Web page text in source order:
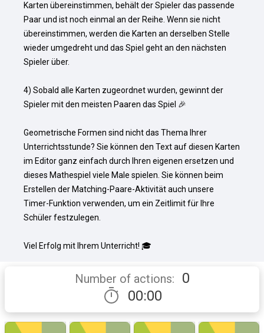
Karten übereinstimmen, behält der Spieler das passende
Paar und ist noch einmal an der Reihe. Wenn sie nicht
übereinstimmen, werden die Karten an derselben Stelle
wieder umgedreht und das Spiel geht an den nächsten
Spieler über.
4) Sobald alle Karten zugeordnet wurden, gewinnt der
Spieler mit den meisten Paaren das Spiel 🎉
Geometrische Formen sind nicht das Thema Ihrer
Unterrichtsstunde? Sie können den Text auf diesen Karten
im Editor ganz einfach durch Ihren eigenen ersetzen und
dieses Mathespiel viele Male spielen. Sie können beim
Erstellen der Matching-Paare-Aktivität auch unsere
Timer-Funktion verwenden, um ein Zeitlimit für Ihre
Schüler festzulegen.
Viel Erfolg mit Ihrem Unterricht! 🎓